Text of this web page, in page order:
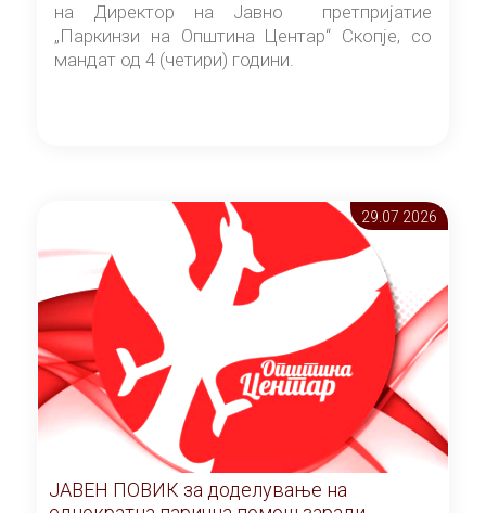
на Директор на Јавно претпријатие
„Паркинзи на Општина Центар“ Скопје, со
мандат од 4 (четири) години.
29.07 2026
ЈАВЕН ПОВИК за доделување на